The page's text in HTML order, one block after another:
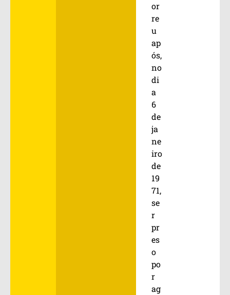
or
re
u
ap
ós,
no
di
a
6
de
ja
ne
iro
de
19
71,
se
r
pr
es
o
po
r
ag